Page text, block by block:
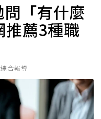
「有什麼
推薦3種職
合報導